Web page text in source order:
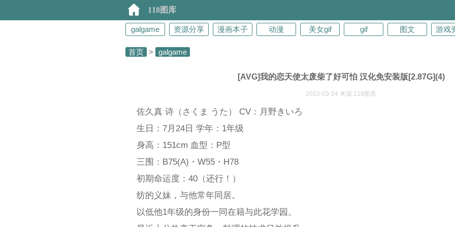
118图库
galgame 资源分享 漫画本子 动漫 美女gif gif 图文 游戏
首页 > galgame
[AVG]我的恋天使太废柴了好可怕 汉化免安装版[2.87G](4)
2023-03-24 来源:118图库
佐久真 诗（さくま うた） CV：月野きいろ
生日：7月24日 学年：1年级
身高：151cm 血型：P型
三围：B75(A)・W55・H78
初期命运度：40（还行！）
纺的义妹，与他常年同居。
以低他1年级的身份一同在籍与此花学园。